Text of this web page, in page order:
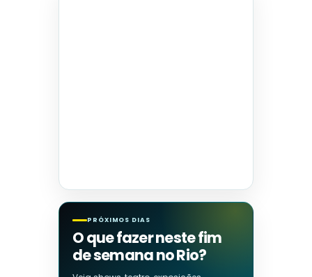
PRÓXIMOS DIAS
O que fazer neste fim
de semana no Rio?